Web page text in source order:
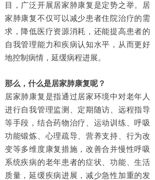
目，广泛开展居家肺康复是定势之举。居
家肺康复不仅可以减少患者住院治疗的需
求，降低医疗资源消耗，还能提高患者的
自我管理能力和疾病认知水平，从而更好
地控制病情，延缓病程进展。
那么，什么是居家肺康复呢？
居家肺康复是指通过居家环境中对老年人
进行自我管理监测、定期随访、远程指导
等手段，结合药物治疗、运动训练、呼吸
功能锻炼、心理疏导、营养支持、行为改
变等多维度康复措施，改善合并慢性呼吸
系统疾病的老年患者的症状、功能、生活
质量，延缓疾病进展，减少急性加重的发